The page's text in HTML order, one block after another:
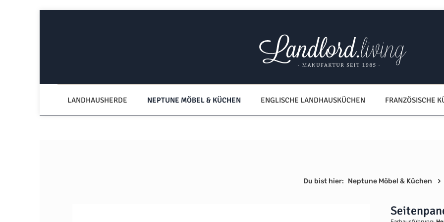
LANDHAUSHERDE NEPTUNE MÖBEL & KÜCHEN ENGLISCHE LANDHAUSKÜCHEN FRANZÖSISCHE
Du bist hier: Neptune Möbel & Küchen